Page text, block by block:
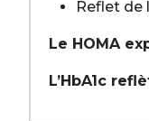
Reflet de
Le HOMA
L’HbA1c